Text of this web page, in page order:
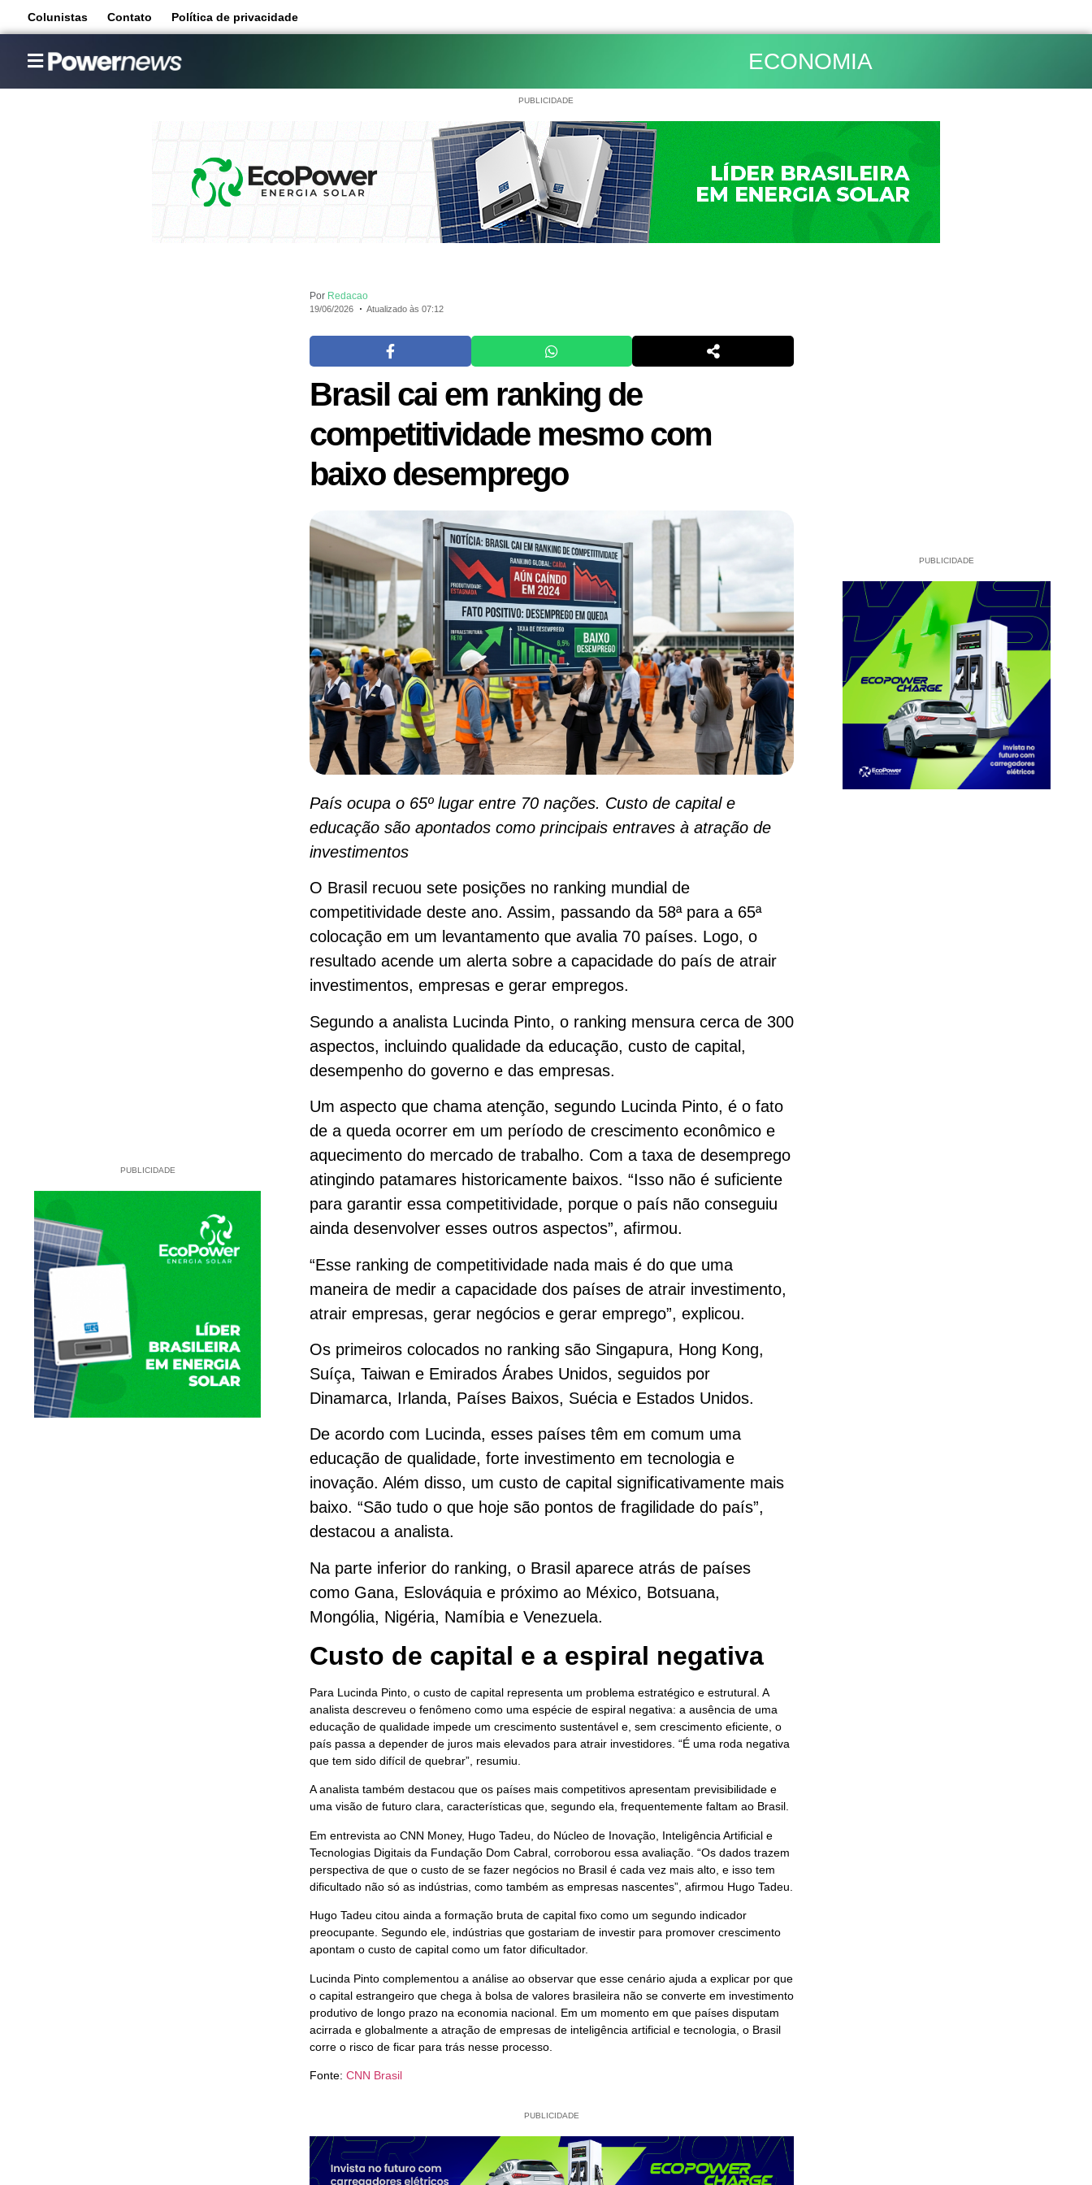
Colunistas Contato Política de privacidade
ECONOMIA
PUBLICIDADE
PUBLICIDADE
Por Redacao
19/06/2026 Atualizado às 07:12
Brasil cai em ranking de
competitividade mesmo com
baixo desemprego
País ocupa o 65º lugar entre 70 nações. Custo de capital e
educação são apontados como principais entraves à atração de
investimentos
O Brasil recuou sete posições no ranking mundial de
competitividade deste ano. Assim, passando da 58ª para a 65ª
colocação em um levantamento que avalia 70 países. Logo, o
resultado acende um alerta sobre a capacidade do país de atrair
investimentos, empresas e gerar empregos.
Segundo a analista Lucinda Pinto, o ranking mensura cerca de 300
aspectos, incluindo qualidade da educação, custo de capital,
desempenho do governo e das empresas.
Um aspecto que chama atenção, segundo Lucinda Pinto, é o fato
de a queda ocorrer em um período de crescimento econômico e
aquecimento do mercado de trabalho. Com a taxa de desemprego
atingindo patamares historicamente baixos. “Isso não é suficiente
para garantir essa competitividade, porque o país não conseguiu
ainda desenvolver esses outros aspectos”, afirmou.
“Esse ranking de competitividade nada mais é do que uma
maneira de medir a capacidade dos países de atrair investimento,
atrair empresas, gerar negócios e gerar emprego”, explicou.
Os primeiros colocados no ranking são Singapura, Hong Kong,
Suíça, Taiwan e Emirados Árabes Unidos, seguidos por
Dinamarca, Irlanda, Países Baixos, Suécia e Estados Unidos.
De acordo com Lucinda, esses países têm em comum uma
educação de qualidade, forte investimento em tecnologia e
inovação. Além disso, um custo de capital significativamente mais
baixo. “São tudo o que hoje são pontos de fragilidade do país”,
destacou a analista.
Na parte inferior do ranking, o Brasil aparece atrás de países
como Gana, Eslováquia e próximo ao México, Botsuana,
Mongólia, Nigéria, Namíbia e Venezuela.
Custo de capital e a espiral negativa
Para Lucinda Pinto, o custo de capital representa um problema estratégico e estrutural. A
analista descreveu o fenômeno como uma espécie de espiral negativa: a ausência de uma
educação de qualidade impede um crescimento sustentável e, sem crescimento eficiente, o
país passa a depender de juros mais elevados para atrair investidores. “É uma roda negativa
que tem sido difícil de quebrar”, resumiu.
A analista também destacou que os países mais competitivos apresentam previsibilidade e
uma visão de futuro clara, características que, segundo ela, frequentemente faltam ao Brasil.
Em entrevista ao CNN Money, Hugo Tadeu, do Núcleo de Inovação, Inteligência Artificial e
Tecnologias Digitais da Fundação Dom Cabral, corroborou essa avaliação. “Os dados trazem
perspectiva de que o custo de se fazer negócios no Brasil é cada vez mais alto, e isso tem
dificultado não só as indústrias, como também as empresas nascentes”, afirmou Hugo Tadeu.
Hugo Tadeu citou ainda a formação bruta de capital fixo como um segundo indicador
preocupante. Segundo ele, indústrias que gostariam de investir para promover crescimento
apontam o custo de capital como um fator dificultador.
Lucinda Pinto complementou a análise ao observar que esse cenário ajuda a explicar por que
o capital estrangeiro que chega à bolsa de valores brasileira não se converte em investimento
produtivo de longo prazo na economia nacional. Em um momento em que países disputam
acirrada e globalmente a atração de empresas de inteligência artificial e tecnologia, o Brasil
corre o risco de ficar para trás nesse processo.
Fonte:CNN Brasil
PUBLICIDADE
PUBLICIDADE